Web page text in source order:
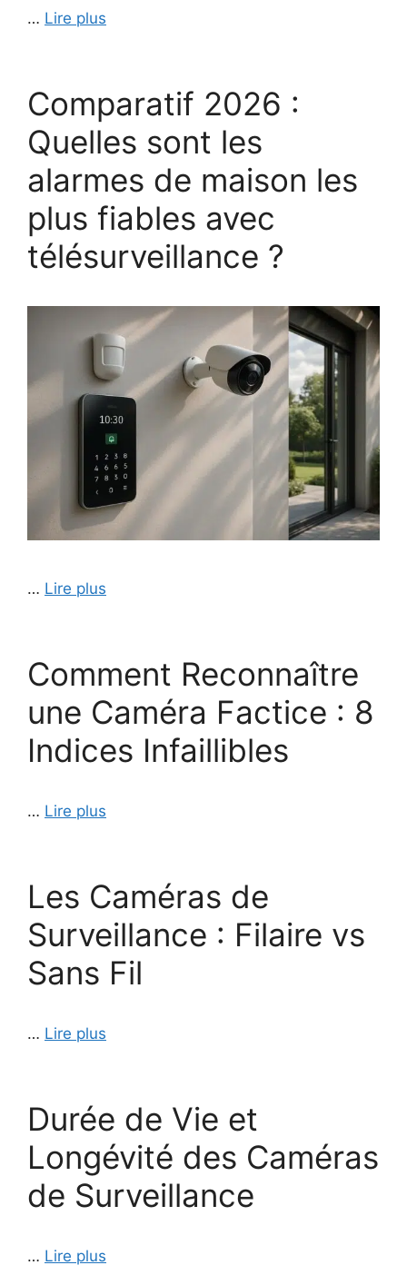
… Lire plus
Comparatif 2026 :
Quelles sont les
alarmes de maison les
plus fiables avec
télésurveillance ?
… Lire plus
Comment Reconnaître
une Caméra Factice : 8
Indices Infaillibles
… Lire plus
Les Caméras de
Surveillance : Filaire vs
Sans Fil
… Lire plus
Durée de Vie et
Longévité des Caméras
de Surveillance
… Lire plus